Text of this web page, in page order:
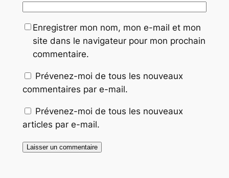
Enregistrer mon nom, mon e-mail et mon
site dans le navigateur pour mon prochain
commentaire.
Prévenez-moi de tous les nouveaux
commentaires par e-mail.
Prévenez-moi de tous les nouveaux
articles par e-mail.